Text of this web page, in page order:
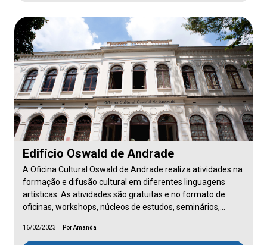
Edifício Oswald de Andrade
A Oficina Cultural Oswald de Andrade realiza atividades na
formação e difusão cultural em diferentes linguagens
artísticas. As atividades são gratuitas e no formato de
oficinas, workshops, núcleos de estudos, seminários,…
16/02/2023 Por Amanda